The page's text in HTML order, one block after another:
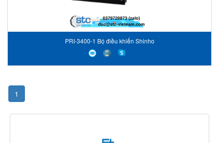
PRI-3400-1 Bộ điều khiển Shinho
1